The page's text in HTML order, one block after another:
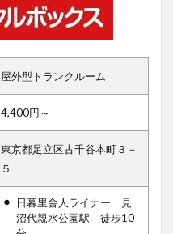
屋外型トランクルーム
4,400円～
東京都足立区古千谷本町３－
５
日暮里舎人ライナー 見
沼代親水公園駅 徒歩10